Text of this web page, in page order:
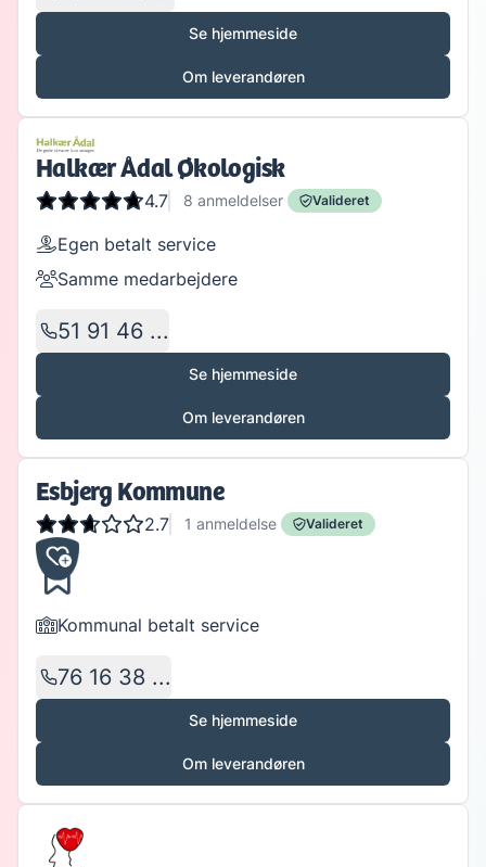
Se hjemmeside
Om leverandøren
Halkær Ådal Økologisk
4.7 8 anmeldelser Valideret
51 91 46 ...
Se hjemmeside
Om leverandøren
Egen betalt service
Samme medarbejdere
Esbjerg Kommune
2.7 1 anmeldelse Valideret
76 16 38 ...
Se hjemmeside
Om leverandøren
Kommunal betalt service